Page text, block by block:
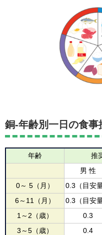
銅-年齢別一日の食事
年齢 推
男 性
0～ 5（月）
0.3（目安量
6～11（月）
0.3（目安量
1～2（歳）
0.3
3～5（歳）
0.4